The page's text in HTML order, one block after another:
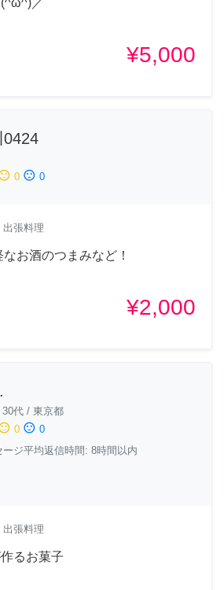
／
¥5,000
0424
0 sentiment_dissatisfied 0
出張料理
お酒のつまみなど！
¥2,000
30代 / 東京都
0 sentiment_dissatisfied 0
ージ平均返信時間: 8時間以内
出張料理
るお菓子